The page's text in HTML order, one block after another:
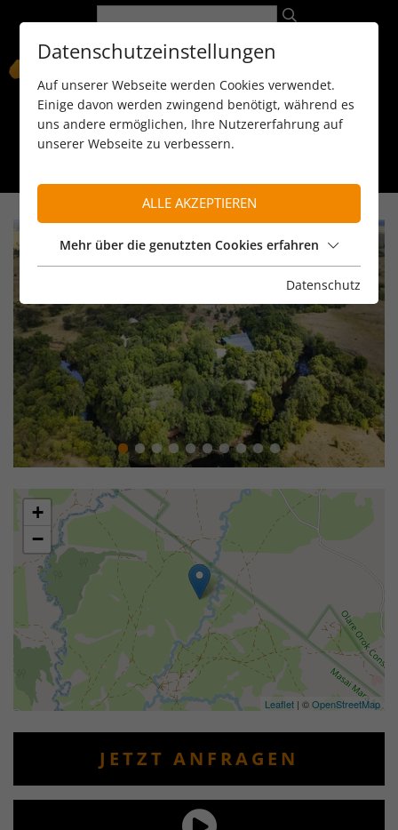
089 / 8 11 90 15
+
−
Leaflet | ©OpenStreetMap
JETZT ANFRAGEN
Datenschutzeinstellungen
Auf unserer Webseite werden Cookies verwendet.
Einige davon werden zwingend benötigt, während es
uns andere ermöglichen, Ihre Nutzererfahrung auf
unserer Webseite zu verbessern.
ALLE AKZEPTIEREN
Mehr über die genutzten Cookies erfahren
Datenschutz